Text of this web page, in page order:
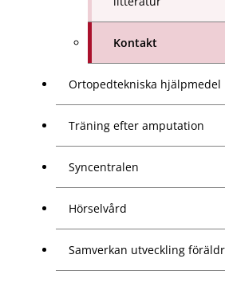
Kontakt
Ortopedtekniska hjälpmedel
Träning efter amputation
Syncentralen
Hörselvård
Samverkan utveckling